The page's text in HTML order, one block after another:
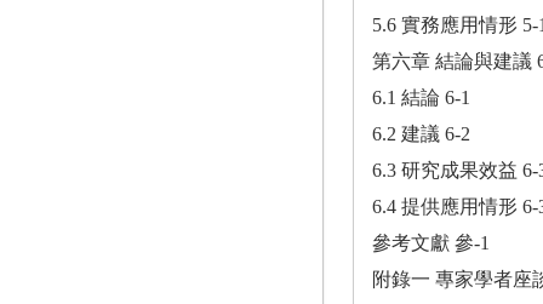
5.6 實務應用情形 5-
第六章 結論與建議
6.1 結論 6-1
6.2 建議 6-2
6.3 研究成果效益 6-
6.4 提供應用情形 6-
參考文獻 參-1
附錄一 專家學者座